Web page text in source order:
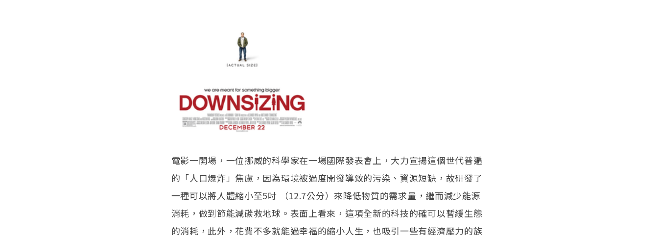
電影一開場，一位挪威的科學家在一場國際發表會上，大力宣揚這個世代普遍
的「人口爆炸」焦慮，因為環境被過度開發導致的污染、資源短缺，故研發了
一種可以將人體縮小至5吋 （12.7公分）來降低物質的需求量，繼而減少能源
消耗，做到節能減碳救地球。表面上看來，這項全新的科技的確可以暫緩生態
的消耗，此外，花費不多就能過幸福的縮小人生，也吸引一些有經濟壓力的族